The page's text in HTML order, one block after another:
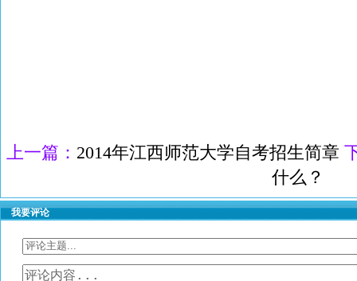
上一篇： 2014年江西师范大学自考招生简章
什么？
我要评论